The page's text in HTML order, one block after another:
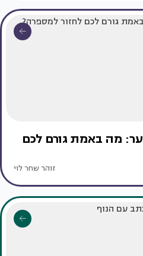
מה באמת גורם לכם
זוהר שחר לוי